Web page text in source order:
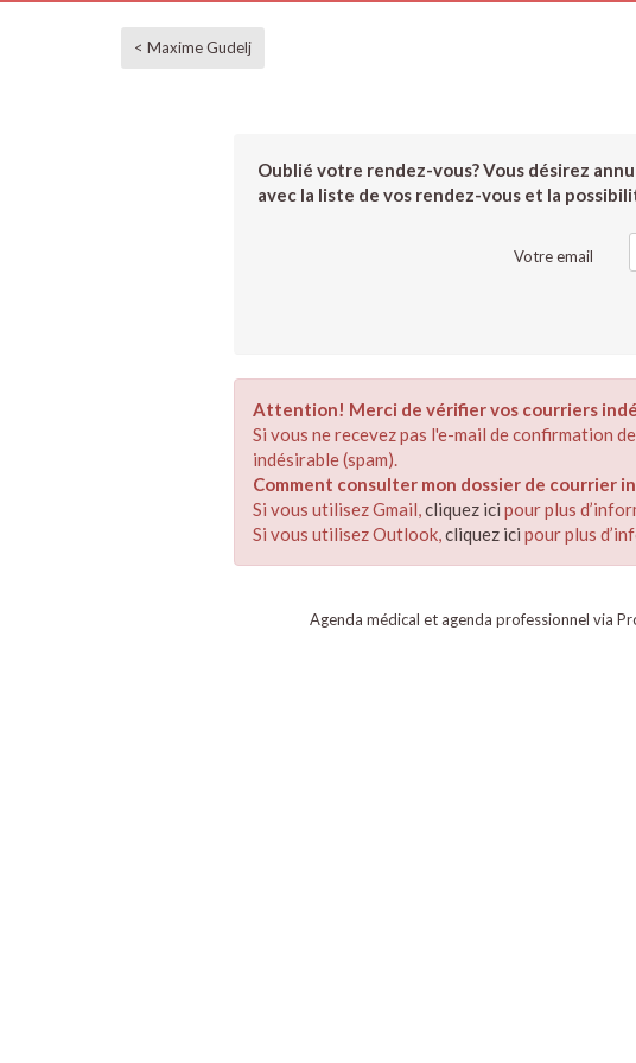
< Maxime Gudelj
Oublié votre rendez-vous? Vous désirez
avec la liste de vos rendez-vous et la
Votre email
Attention! Merci de vérifier vos courriers
Si vous ne recevez pas l'e-mail de confirmation
indésirable (spam).
Comment consulter mon dossier de courrier
Si vous utilisez Gmail,cliquez ici pour plus
Si vous utilisez Outlook,cliquez ici pour plus
Agenda médical et agenda professionnel via